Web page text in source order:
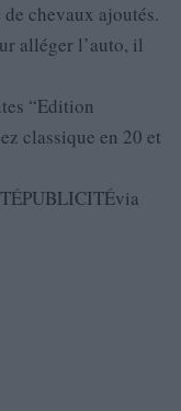
chevaux ajoutés.
alléger l’auto, il
“Edition
classique en 20 et